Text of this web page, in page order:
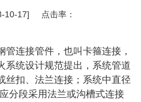
10-17] 点击率：
管连接管件，也叫卡箍连接，
系统设计规范提出，系统管道
丝扣、法兰连接；系统中直径
分段采用法兰或沟槽式连接